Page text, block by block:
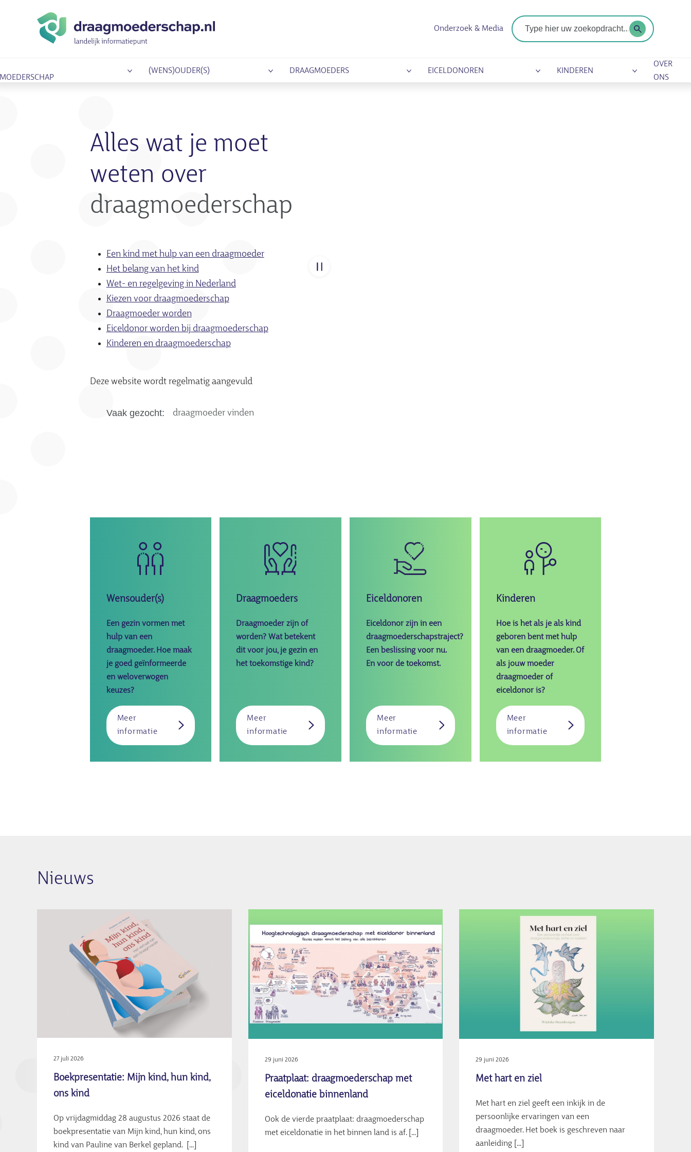
Onderzoek & Media
Zoekterm
(WENS)OUDER(S) DRAAGMOEDERS EICELDONOREN KINDEREN
OVER
ONS
Alles wat je moet
weten over
draagmoederschap
Een kind met hulp van een draagmoeder
Het belang van het kind
Wet- en regelgeving in Nederland
Kiezen voor draagmoederschap
Draagmoeder worden
Eiceldonor worden bij draagmoederschap
Kinderen en draagmoederschap
Deze website wordt regelmatig aangevuld
Vaak gezocht: draagmoeder vinden
Carousel
Wensouder(s)
Een gezin vormen met
hulp van een
draagmoeder. Hoe maak
je goed geïnformeerde
en weloverwogen
keuzes?
Meer
informatieover
Wensouder(s)
Afbeelding
Draagmoeders
Draagmoeder zijn of
worden? Wat betekent
dit voor jou, je gezin en
het toekomstige kind?
Meer
informatieover
Draagmoeders
Afbeelding
Eiceldonoren
Eiceldonor zijn in een
draagmoederschapstraject?
Een beslissing voor nu.
En voor de toekomst.
Meer
informatieover
Eiceldonoren
Afbeelding
Kinderen
Hoe is het als je als kind
geboren bent met hulp
van een draagmoeder. Of
als jouw moeder
draagmoeder of
eiceldonor is?
Meer
informatieover
Kinderen
Afbeelding
Nieuws
Boekpresentatie: Mijn kind, hun kind,
ons kind
27 juli 2026
Op vrijdagmiddag 28 augustus 2026 staat de
boekpresentatie van Mijn kind, hun kind, ons
kind van Pauline van Berkel gepland. [...]
Praatplaat: draagmoederschap met
eiceldonatie binnenland
29 juni 2026
Ook de vierde praatplaat: draagmoederschap
met eiceldonatie in het binnen land is af. [...]
Met hart en ziel
29 juni 2026
Met hart en ziel geeft een inkijk in de
persoonlijke ervaringen van een
draagmoeder. Het boek is geschreven naar
aanleiding [...]